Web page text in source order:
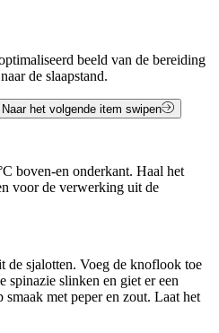
beeld van de bereiding
de slaapstand.
Naar het volgende item swipen
boven-en onderkant. Haal het
voor de verwerking uit de
de sjalotten. Voeg de knoflook toe
spinazie slinken en giet er een
met peper en zout. Laat het